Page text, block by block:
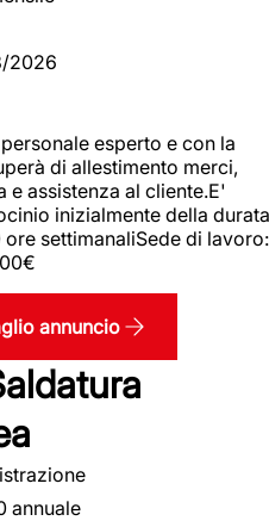
2026
esperto e con la
di allestimento merci,
assistenza al cliente.E'
inizialmente della durata
settimanaliSede di lavoro:
annuncio
annuale